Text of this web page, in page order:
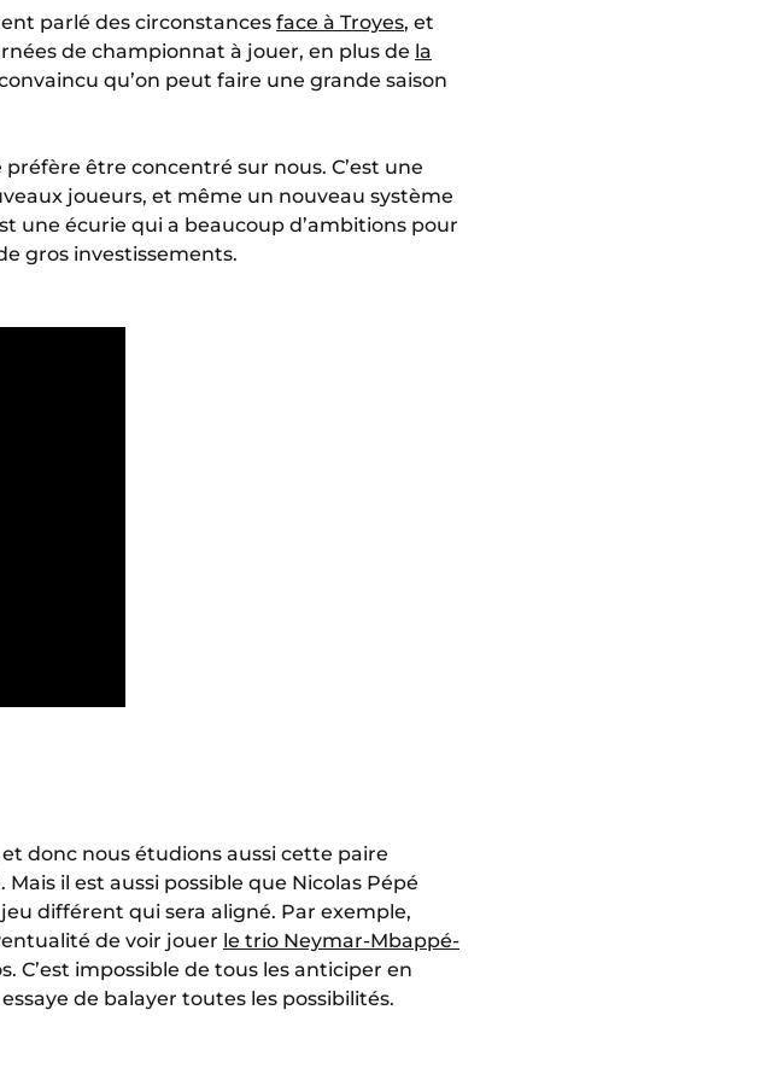
parlé des circonstances face à Troyes, et
de championnat à jouer, en plus de la
qu’on peut faire une grande saison
être concentré sur nous. C’est une
joueurs, et même un nouveau système
une écurie qui a beaucoup d’ambitions pour
gros investissements.
donc nous étudions aussi cette paire
il est aussi possible que Nicolas Pépé
différent qui sera aligné. Par exemple,
de voir jouer le trio Neymar-Mbappé-
C’est impossible de tous les anticiper en
de balayer toutes les possibilités.